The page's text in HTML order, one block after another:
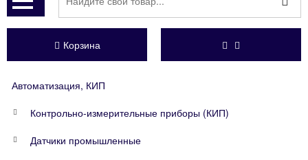
Корзина
Автоматизация, КИП
Контрольно-измерительные приборы (КИП)
Датчики промышленные